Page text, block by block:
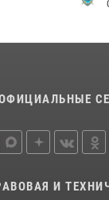
основе
И